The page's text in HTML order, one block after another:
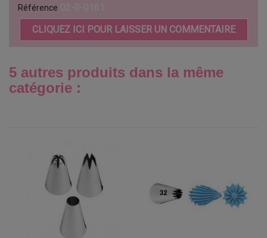
Référence
CLIQUEZ ICI POUR LAISSER UN COMMENTAIRE
5 autres produits dans la même
catégorie :